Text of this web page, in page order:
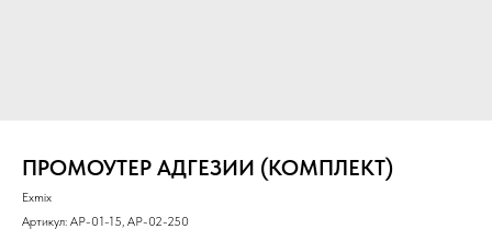
ПРОМОУТЕР АДГЕЗИИ (КОМПЛЕКТ)
Exmix
Артикул: AP-01-15, AP-02-250